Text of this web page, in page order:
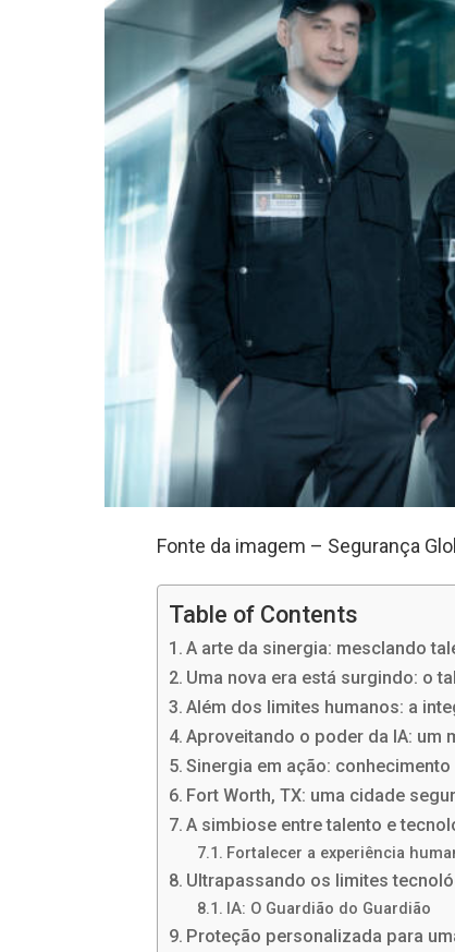
Fonte da imagem – Segurança
Table of Contents
A arte da sinergia: mesclando
Uma nova era está surgindo: o
Além dos limites humanos: a
Aproveitando o poder da IA: um
Sinergia em ação:
Fort Worth, TX: uma cidade
A simbiose entre talento e
Fortalecer a experiência
Ultrapassando os limites
IA: O Guardião do Guardião
Proteção personalizada para